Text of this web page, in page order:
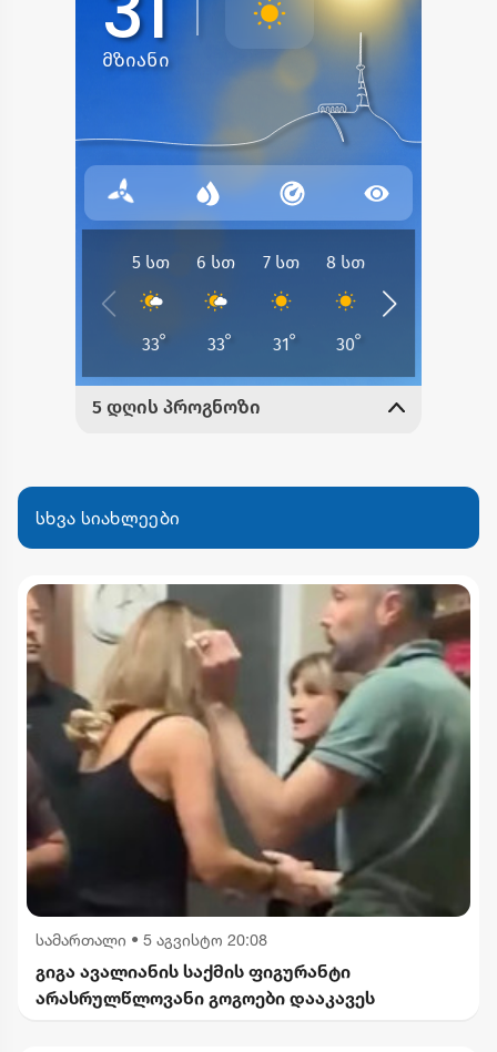
სხვა სიახლეები
სამართალი • 5 აგვისტო 20:08
გიგა ავალიანის საქმის ფიგურანტი
არასრულწლოვანი გოგოები დააკავეს